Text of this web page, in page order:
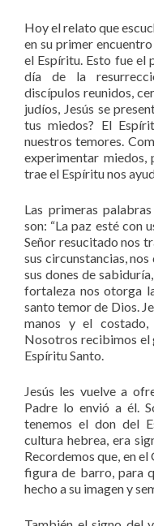
Hoy el relato que
en su primer
el Espíritu. Esto fue el
día de la
discípulos reunidos,
judíos, Jesús se
tus miedos? El
nuestros temores.
experimentar
trae el Espíritu nos
Las primeras
son: “La paz esté con
Señor resucitado nos
sus circunstancias,
sus dones de
fortaleza nos otorga
santo temor de Dios.
manos y el
Nosotros recibimos el
Espíritu Santo.
Jesús les vuelve a
Padre lo envió a él.
tenemos el don del
cultura hebrea, era
Recordemos que, en
figura de barro, para
hecho a su imagen y